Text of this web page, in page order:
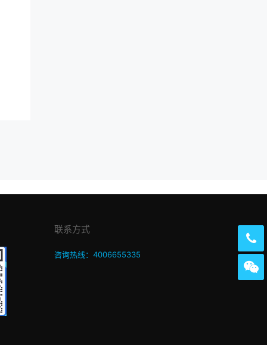
联系方式
咨询热线：4006655335